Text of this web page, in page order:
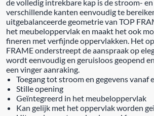
de volledig intrekbare kap is de stroom-
verschillende kanten eenvoudig te
uitgebalanceerde geometrie van TOP
het meubeloppervlak en maakt het ook
fineren met verfijnde oppervlakken. Het
FRAME onderstreept de aanspraak op
wordt eenvoudig en geruisloos geopend
een vinger aanraking.
Toegang tot stroom en gegevens vanaf
Stille opening
Geïntegreerd in het meubeloppervlak
Kan gelijk met het oppervlak worden